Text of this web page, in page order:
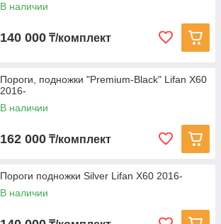
В наличии
140 000 ₸/комплект
Пороги, подножки "Premium-Black" Lifan X60
2016-
В наличии
162 000 ₸/комплект
Пороги подножки Silver Lifan X60 2016-
В наличии